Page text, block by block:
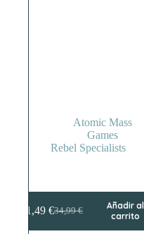
Atomic Mass
Games
Rebel Specialists
34,99€
El
precio
31,49 €El
precio
Añadir al
carrito